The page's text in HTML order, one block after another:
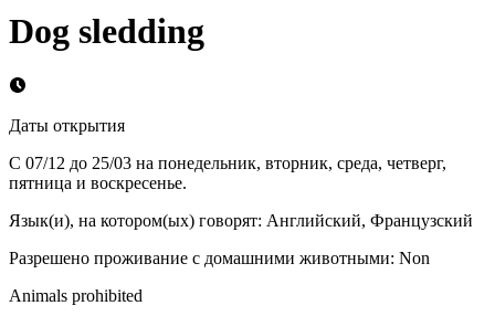
Dog sledding
Даты открытия
С 07/12 до 25/03 на понедельник, вторник, среда, четверг,
пятница и воскресенье.
Язык(и), на котором(ых) говорят: Английский, Французский
Разрешено проживание с домашними животными: Non
Animals prohibited